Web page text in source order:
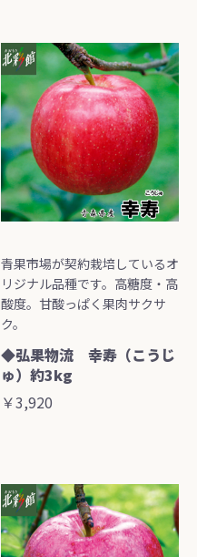
青果市場が契約栽培しているオ
リジナル品種です。高糖度・高
酸度。甘酸っぱく果肉サクサ
ク。
◆弘果物流 幸寿（こうじ
ゅ）約3kg
￥3,920